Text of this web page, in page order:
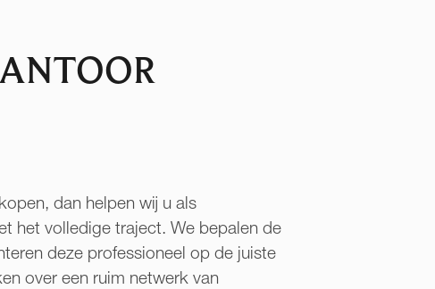
dan helpen wij u als
het volledige traject. We bepalen de
deze professioneel op de juiste
over een ruim netwerk van